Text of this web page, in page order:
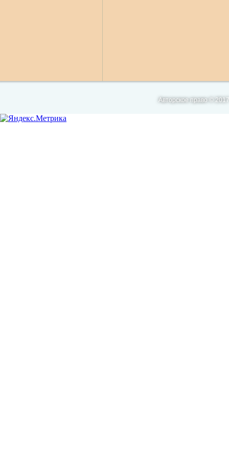
Авторское право ©